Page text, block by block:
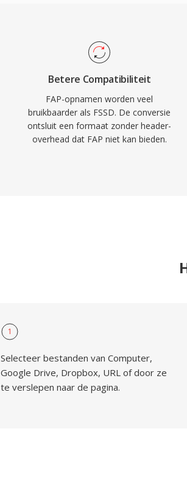
Betere Compatibiliteit
FAP-opnamen worden veel
bruikbaarder als FSSD. De conversie
ontsluit een formaat zonder header-
overhead dat FAP niet kan bieden.
1
Selecteer bestanden van Computer,
Google Drive, Dropbox, URL of door ze
te verslepen naar de pagina.